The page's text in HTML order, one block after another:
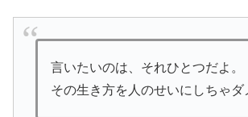
言いたいのは、それひとつだよ。
その生き方を人のせいにしちゃダ